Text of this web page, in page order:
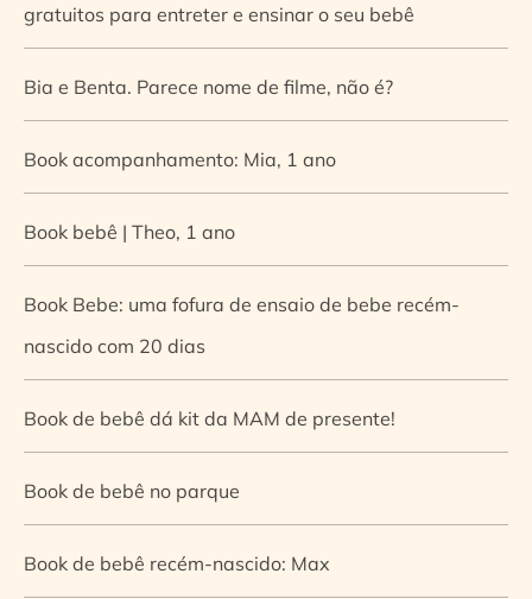
gratuitos para entreter e ensinar o seu bebê
Bia e Benta. Parece nome de filme, não é?
Book acompanhamento: Mia, 1 ano
Book bebê | Theo, 1 ano
Book Bebe: uma fofura de ensaio de bebe recém-
nascido com 20 dias
Book de bebê dá kit da MAM de presente!
Book de bebê no parque
Book de bebê recém-nascido: Max